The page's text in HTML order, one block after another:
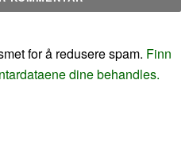
for å redusere spam. Finn
dine behandles.